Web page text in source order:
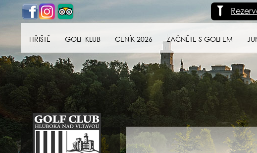
HŘIŠTĚ GOLF KLUB CENÍK 2026 ZAČNĚTE S GOLFEM
Golf klub Hluboká
nad Vltavou